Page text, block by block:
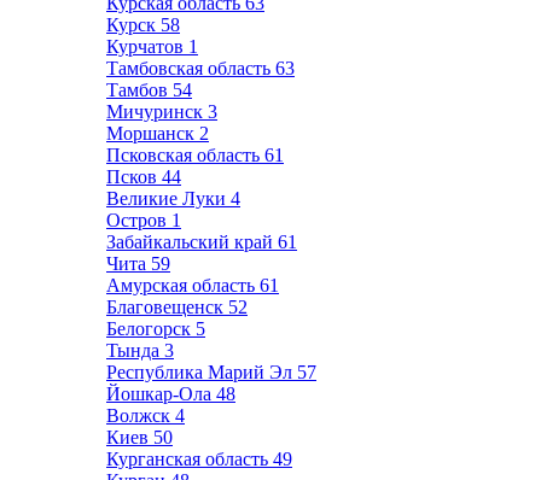
Курск 58
Курчатов 1
Тамбовская область 63
Тамбов 54
Мичуринск 3
Моршанск 2
Псковская область 61
Псков 44
Великие Луки 4
Остров 1
Забайкальский край 61
Чита 59
Амурская область 61
Благовещенск 52
Белогорск 5
Тында 3
Республика Марий Эл 57
Йошкар-Ола 48
Волжск 4
Киев 50
Курганская область 49